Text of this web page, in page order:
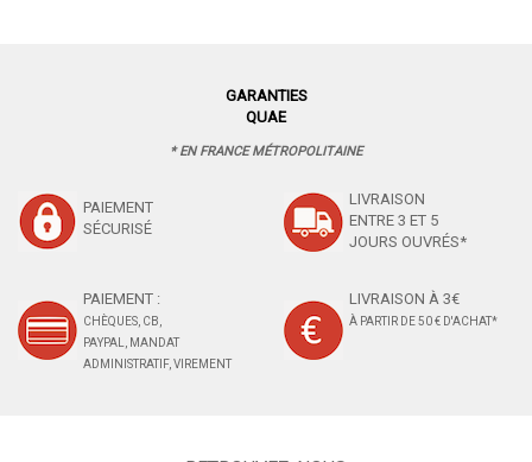
GARANTIES
QUAE
* EN FRANCE MÉTROPOLITAINE
PAIEMENT
SÉCURISÉ
LIVRAISON
ENTRE 3 ET 5
JOURS OUVRÉS*
PAIEMENT :
CHÈQUES, CB,
PAYPAL, MANDAT
ADMINISTRATIF, VIREMENT
LIVRAISON À 3€
À PARTIR DE 50 € D'ACHAT*